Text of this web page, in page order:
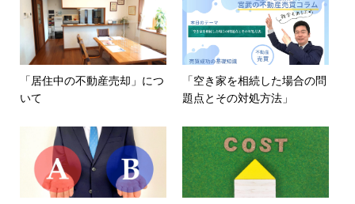
「居住中の不動産売却」につ
いて
「空き家を相続した場合の問
題点とその対処方法」